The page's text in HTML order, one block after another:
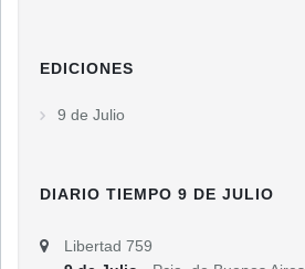
EDICIONES
9 de Julio
DIARIO TIEMPO 9 DE JULIO
Libertad 759